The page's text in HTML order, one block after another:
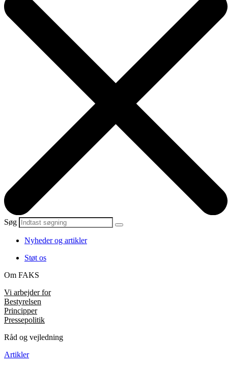
Søg
Nyheder og artikler
Støt os
Om FAKS
Vi arbejder for
Bestyrelsen
Principper
Pressepolitik
Råd og vejledning
Artikler